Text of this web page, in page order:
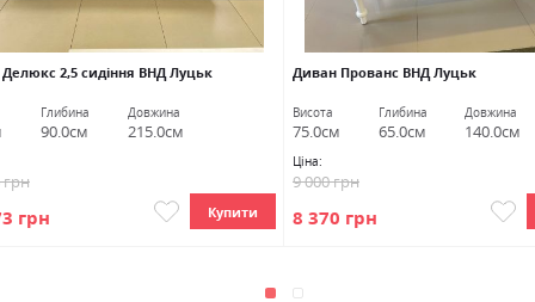
2,5 сидіння ВНД Луцьк
Глибина
90.0см
Довжина
215.0см
грн
грн
Купити
Диван Прованс ВНД Луцьк
Висота
75.0см
Глибина
65.0см
Довжина
140.0см
Ціна:
8 370 грн
9 000 грн